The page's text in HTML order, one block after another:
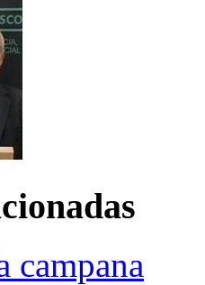
campana